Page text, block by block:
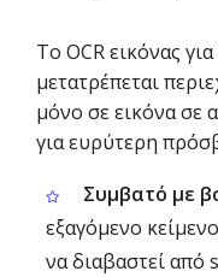
Το OCR εικόνας
μετατρέπεται
μόνο σε εικόνα σε
για ευρύτερη
Συμβατό με
εξαγόμενο
να διαβαστεί από